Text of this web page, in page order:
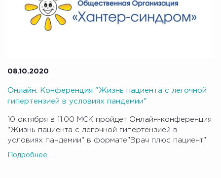
08.10.2020
Онлайн. Конференция "Жизнь пациента с легочной
гипертензией в условиях пандемии"
10 октября в 11:00 МСК пройдет Онлайн-конференция
"Жизнь пациента с легочной гипертензией в
условиях пандемии" в формате"Врач плюс пациент"
Подробнее...